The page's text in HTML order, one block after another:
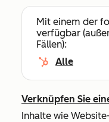
Mit einem der
verfügbar
Fällen):
Alle
Verknüpfen Sie
Inhalte wie